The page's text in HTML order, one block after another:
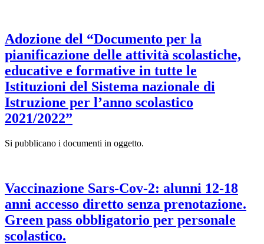
Adozione del “Documento per la
pianificazione delle attività scolastiche,
educative e formative in tutte le
Istituzioni del Sistema nazionale di
Istruzione per l’anno scolastico
2021/2022”
Si pubblicano i documenti in oggetto.
Vaccinazione Sars-Cov-2: alunni 12‐18
anni accesso diretto senza prenotazione.
Green pass obbligatorio per personale
scolastico.